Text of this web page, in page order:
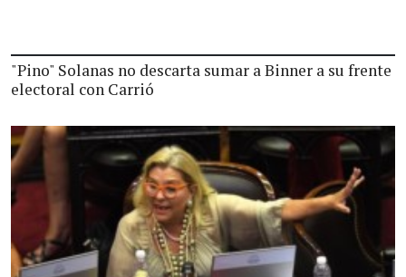
"Pino" Solanas no descarta sumar a Binner a su frente
electoral con Carrió